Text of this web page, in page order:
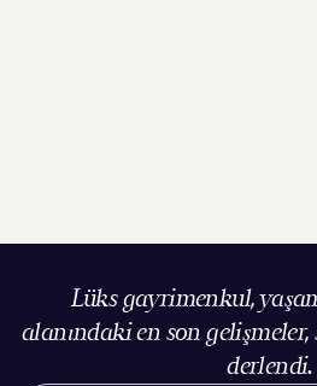
Lüks gayrimenkul,
alanındaki en son
derlendi.